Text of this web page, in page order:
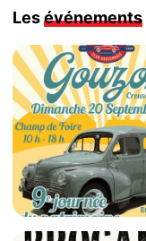
Lesévénements